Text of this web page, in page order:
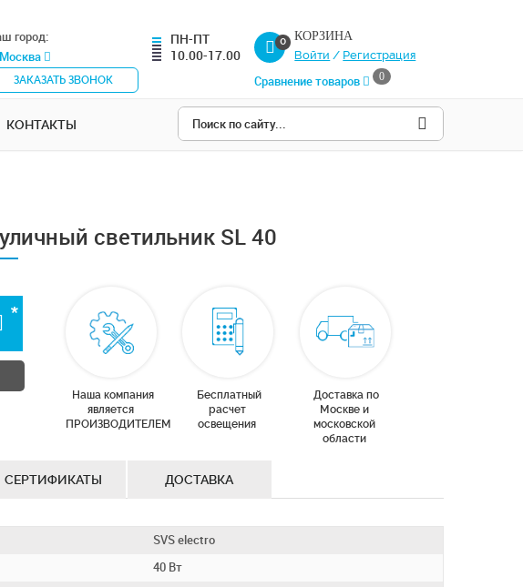
город:
ЗАКАЗАТЬ ЗВОНОК
ПН-ПТ
10.00-17.00
0
КОРЗИНА
Войти / Регистрация
Сравнение товаров
0
КОНТАКТЫ
светильник SL 40
*
Наша компания
является
ПРОИЗВОДИТЕЛЕМ
Бесплатный
расчет
освещения
Доставка по
Москве и
московской
области
СЕРТИФИКАТЫ ДОСТАВКА
SVS electro
40 Вт